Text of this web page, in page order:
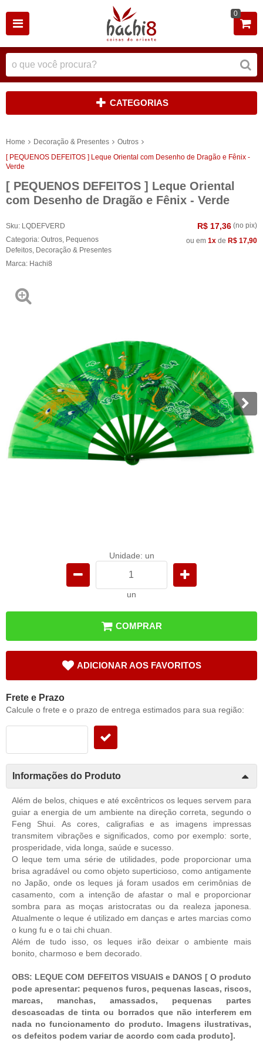
0
CATEGORIAS
Home Decoração & Presentes
Outros
[ PEQUENOS DEFEITOS ] Leque Oriental com Desenho de Dragão e Fênix -
Verde
[ PEQUENOS DEFEITOS ] Leque Oriental
com Desenho de Dragão e Fênix - Verde
Sku: LQDEFVERD
Categoria: Outros Pequenos
Defeitos Decoração & Presentes
Marca: Hachi8
R$ 17,36 (no pix)
ou em 1x de R$ 17,90
Unidade: un
un
COMPRAR
ADICIONAR AOS FAVORITOS
Frete e Prazo
Calcule o frete e o prazo de entrega estimados para sua região:
Informações do Produto
Além de belos, chiques e até excêntricos os leques servem para
guiar a energia de um ambiente na direção correta, segundo o
Feng Shui. As cores, caligrafias e as imagens impressas
transmitem vibrações e significados, como por exemplo: sorte,
prosperidade, vida longa, saúde e sucesso.
O leque tem uma série de utilidades, pode proporcionar uma
brisa agradável ou como objeto superticioso, como antigamente
no Japão, onde os leques já foram usados em cerimônias de
casamento, com a intenção de afastar o mal e proporcionar
sombra para as moças aristocratas ou da realeza japonesa.
Atualmente o leque é utilizado em danças e artes marcias como
o kung fu e o tai chi chuan.
Além de tudo isso, os leques irão deixar o ambiente mais
bonito, charmoso e bem decorado.
OBS: LEQUE COM DEFEITOS VISUAIS e DANOS [ O produto
pode apresentar: pequenos furos, pequenas lascas, riscos,
marcas, manchas, amassados, pequenas partes
descascadas de tinta ou borrados que não interferem em
nada no funcionamento do produto. Imagens ilustrativas,
os defeitos podem variar de acordo com cada produto].